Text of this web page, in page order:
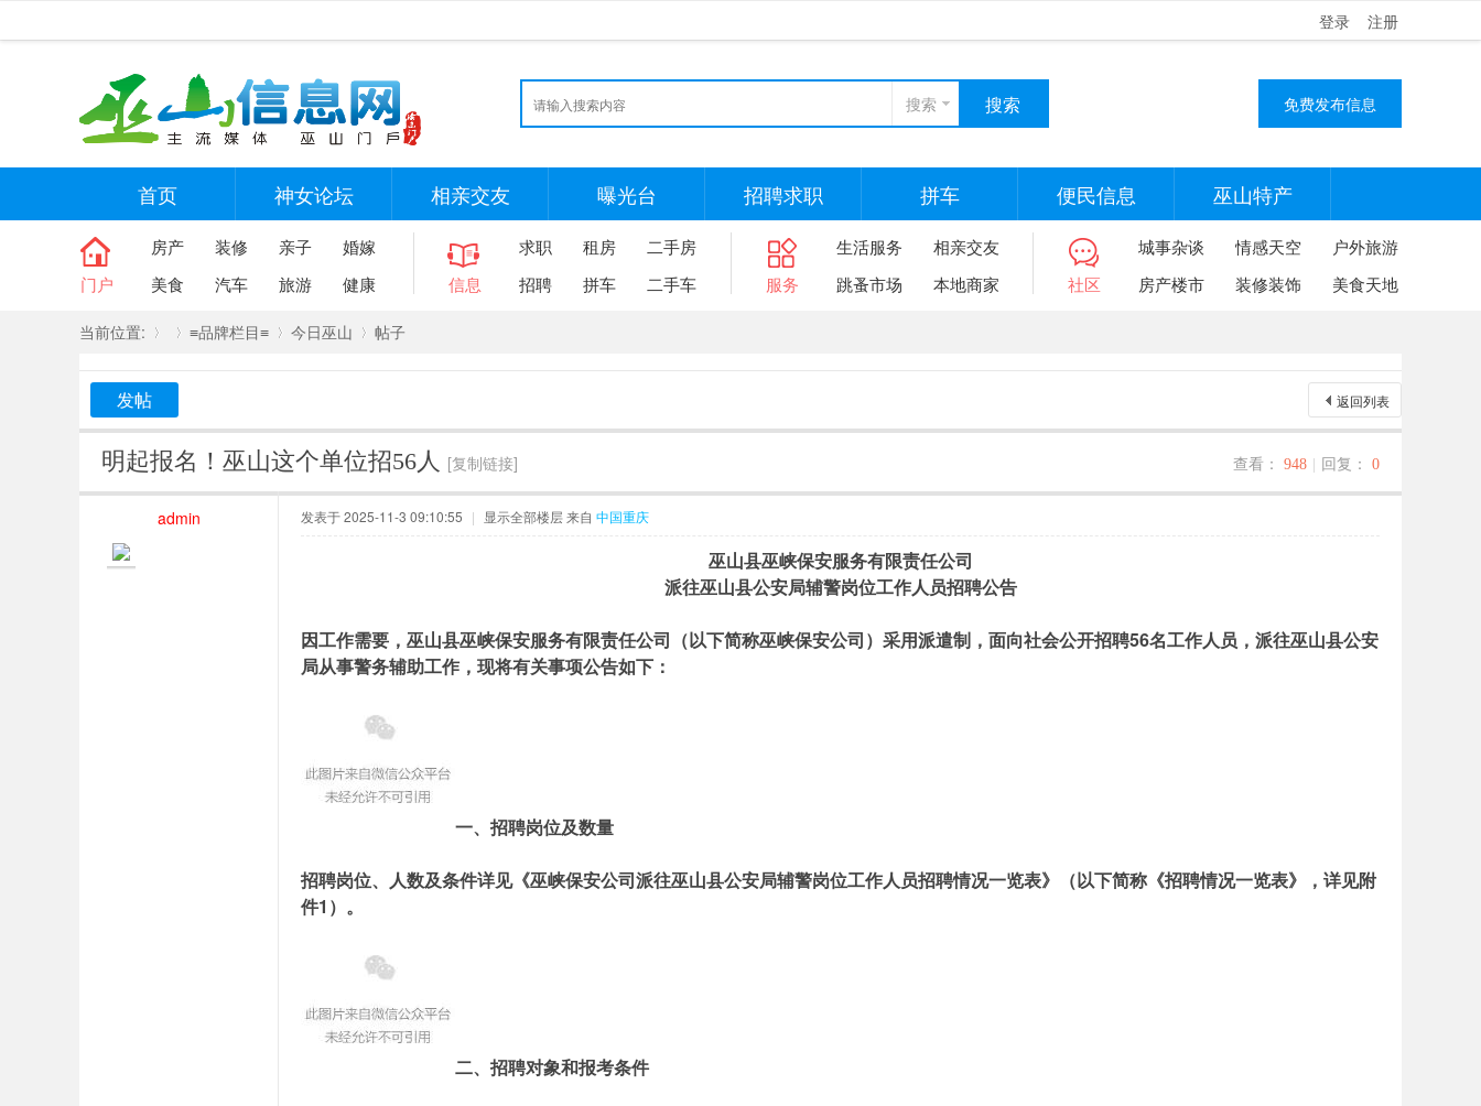
登录 注册
搜索 搜索 免费发布信息
首页 神女论坛 相亲交友 曝光台 招聘求职 拼车 便民信息 巫山特产
门户
房产 装修 亲子
婚嫁
美食
汽车 旅游 健康 信息
求职 租房
二手房
招聘
拼车 二手车 服务
生活服务
相亲交友
跳蚤市场
本地商家 社区
城事杂谈 情感天空
户外旅游
房产楼市
装修装饰 美食天地
当前位置:
» ›
≡品牌栏目≡
›
今日巫山
›
帖子
返回列表
发帖
查看： 948 回复： 0
明起报名！巫山这个单位招56人 [复制链接]
admin 发表于 2025-11-3 09:10:55 | 显示全部楼层来自 中国重庆
巫山县巫峡保安服务有限责任公司
派往巫山县公安局辅警岗位工作人员招聘公告
因工作需要，巫山县巫峡保安服务有限责任公司（以下简称巫峡保安公司）采用派遣制，面向社会公开招聘56名工作人员，派往巫山县公安
局从事警务辅助工作，现将有关事项公告如下：
一、招聘岗位及数量
招聘岗位、人数及条件详见《巫峡保安公司派往巫山县公安局辅警岗位工作人员招聘情况一览表》（以下简称《招聘情况一览表》，详见附
件1）。
二、招聘对象和报考条件